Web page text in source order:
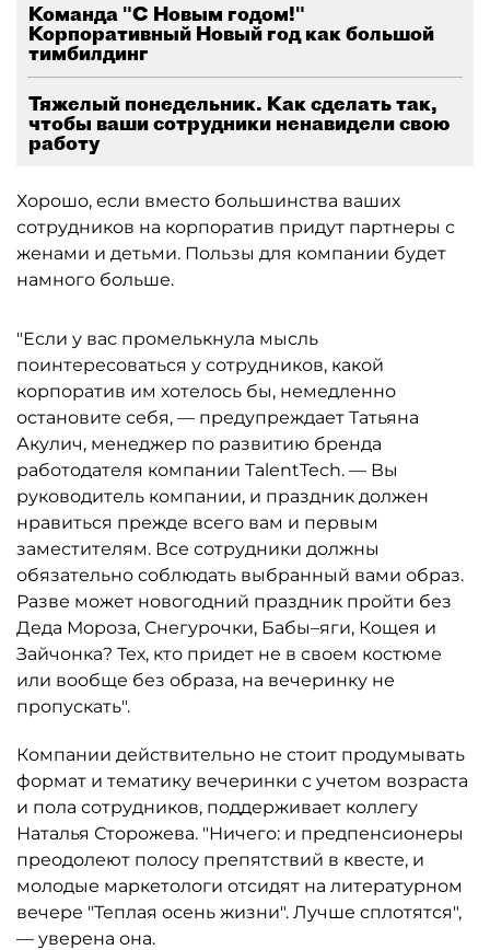
Команда "С Новым годом!"
Корпоративный Новый год как большой
тимбилдинг
Тяжелый понедельник. Как сделать так,
чтобы ваши сотрудники ненавидели свою
работу
Хорошо, если вместо большинства ваших
сотрудников на корпоратив придут партнеры с
женами и детьми. Пользы для компании будет
намного больше.
"Если у вас промелькнула мысль
поинтересоваться у сотрудников, какой
корпоратив им хотелось бы, немедленно
остановите себя, — предупреждает Татьяна
Акулич, менеджер по развитию бренда
работодателя компании TalentTech. — Вы
руководитель компании, и праздник должен
нравиться прежде всего вам и первым
заместителям. Все сотрудники должны
обязательно соблюдать выбранный вами образ.
Разве может новогодний праздник пройти без
Деда Мороза, Снегурочки, Бабы–яги, Кощея и
Зайчонка? Тех, кто придет не в своем костюме
или вообще без образа, на вечеринку не
пропускать".
Компании действительно не стоит продумывать
формат и тематику вечеринки с учетом возраста
и пола сотрудников, поддерживает коллегу
Наталья Сторожева. "Ничего: и предпенсионеры
преодолеют полосу препятствий в квесте, и
молодые маркетологи отсидят на литературном
вечере "Теплая осень жизни". Лучше сплотятся",
— уверена она.